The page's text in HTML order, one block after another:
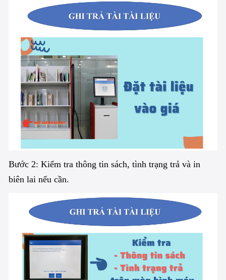
Bước 2: Kiểm tra thông tin sách, tình trạng trả và in
biên lai nếu cần.